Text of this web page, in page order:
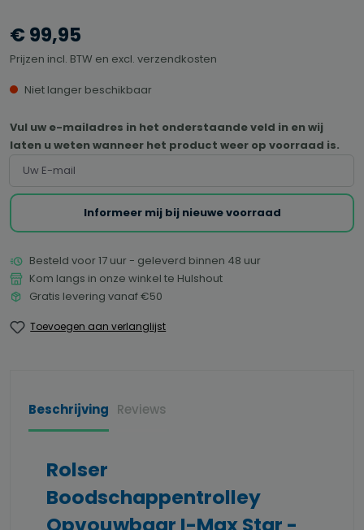
€ 99,95
Prijzen incl. BTW en excl. verzendkosten
Niet langer beschikbaar
Vul uw e-mailadres in het onderstaande veld in en wij
laten u weten wanneer het product weer op voorraad is.
Informeer mij bij nieuwe voorraad
Besteld voor 17 uur - geleverd binnen 48 uur
Kom langs in onze winkel te Hulshout
Gratis levering vanaf €50
Toevoegen aan verlanglijst
Beschrijving Reviews
Rolser
Boodschappentrolley